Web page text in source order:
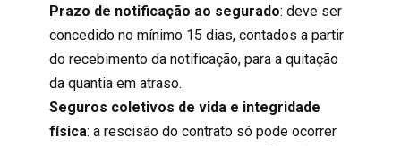
Prazo de notificação ao segurado: deve ser
concedido no mínimo 15 dias, contados a partir
do recebimento da notificação, para a quitação
da quantia em atraso.
Seguros coletivos de vida e integridade
física: a rescisão do contrato só pode ocorrer